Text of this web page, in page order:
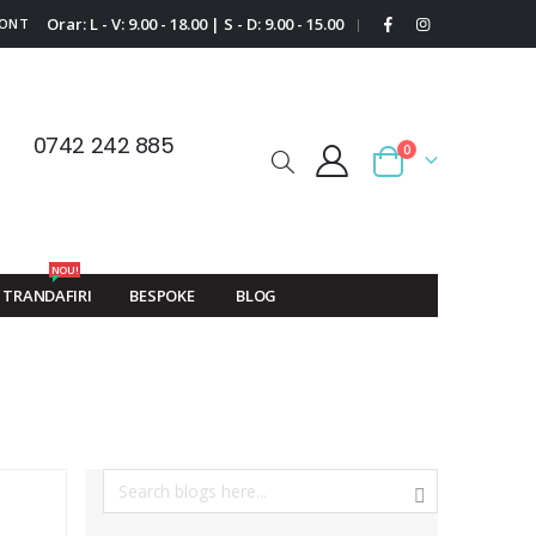
Orar: L - V: 9.00 - 18.00 | S - D: 9.00 - 15.00 |
0742 242 885
Cart
0
TRANDAFIRI
NOU!
BESPOKE BLOG